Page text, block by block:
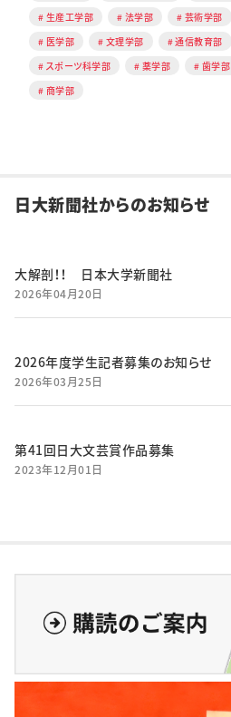
生産工学部
法学部 芸術学部
医学部
文理学部 通信教育部
スポーツ科学部
薬学部 歯学部
商学部
日大新聞社からのお知らせ
大解剖！！ 日本大学新聞社
2026年04月20日
2026年度学生記者募集のお知らせ
2026年03月25日
第41回日大文芸賞作品募集
2023年12月01日